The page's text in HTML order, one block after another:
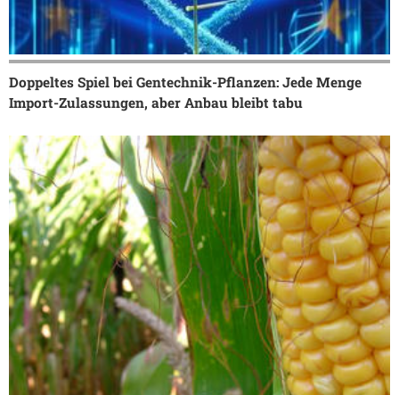
Doppeltes Spiel bei Gentechnik-Pflanzen: Jede Menge
Import-Zulassungen, aber Anbau bleibt tabu